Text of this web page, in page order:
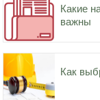
Какие
важны
Как